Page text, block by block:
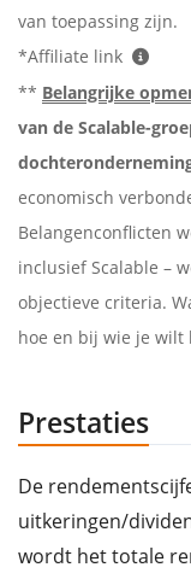
van toepassing zijn.
*Affiliate link
** Belangrijke
van de Scalable-
economisch
Belangenconflicten
inclusief Scalable –
objectieve criteria.
hoe en bij wie je wilt
Prestaties
De
uitkeringen/
wordt het totale